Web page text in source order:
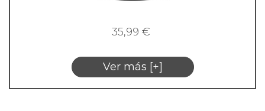
35,99 €
Ver más [+]